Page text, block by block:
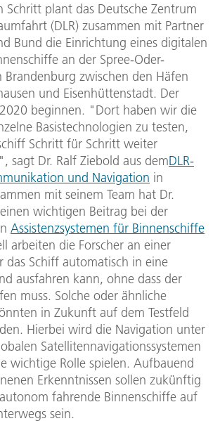
Schritt plant das Deutsche Zentrum
(DLR) zusammen mit Partner
Bund die Einrichtung eines digitalen
an der Spree-Oder-
Brandenburg zwischen den Häfen
und Eisenhüttenstadt. Der
beginnen. "Dort haben wir die
Basistechnologien zu testen,
Schritt für Schritt weiter
sagt Dr. Ralf Ziebold aus demDLR-
und Navigation in
mit seinem Team hat Dr.
wichtigen Beitrag bei der
Assistenzsystemen für Binnenschiffe
arbeiten die Forscher an einer
das Schiff automatisch in eine
ausfahren kann, ohne dass der
muss. Solche oder ähnliche
in Zukunft auf dem Testfeld
Hierbei wird die Navigation unter
Satellitennavigationssystemen
wichtige Rolle spielen. Aufbauend
Erkenntnissen sollen zukünftig
fahrende Binnenschiffe auf
sein.